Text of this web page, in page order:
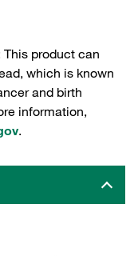
product can
which is known
and birth
information,
.